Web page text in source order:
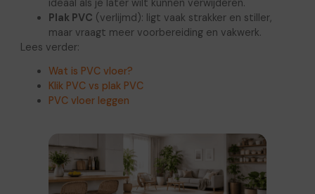
Plak PVC (verlijmd): ligt vaak strakker en stiller,
maar vraagt meer voorbereiding en vakwerk.
Lees verder:
Wat is PVC vloer?
Klik PVC vs plak PVC
PVC vloer leggen